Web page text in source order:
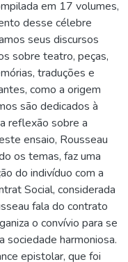
em 17 volumes,
desse célebre
seus discursos
sobre teatro, peças,
traduções e
como a origem
são dedicados à
reflexão sobre a
ensaio, Rousseau
os temas, faz uma
do indivíduo com a
Social, considerada
fala do contrato
o convívio para se
sociedade harmoniosa.
epistolar, que foi